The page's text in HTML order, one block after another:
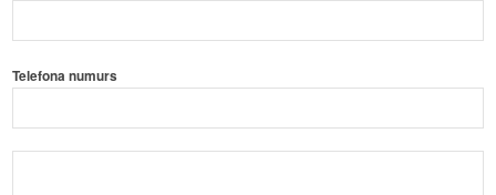
Telefona numurs